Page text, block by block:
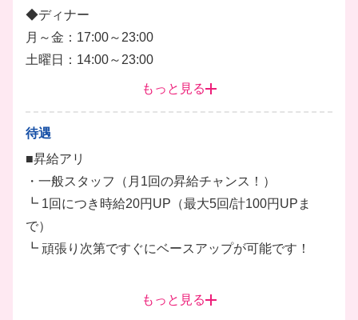
◆ディナー
月～金：17:00～23:00
土曜日：14:00～23:00
日祝日：14:00～22:00
●週1日〜OK
★1〜2週間ごとの自由シフト制！
気軽にご相談ください♪
幅広く大歓迎だから、アナタらしい働き方が見つかり
もっと見る
待遇
■昇給アリ
・一般スタッフ（月1回の昇給チャンス！）
┗ 1回につき時給20円UP（最大5回/計100円UPま
で）
┗ 頑張り次第ですぐにベースアップが可能です！
・トレーナー（さらに上を目指す方）
もっと見る